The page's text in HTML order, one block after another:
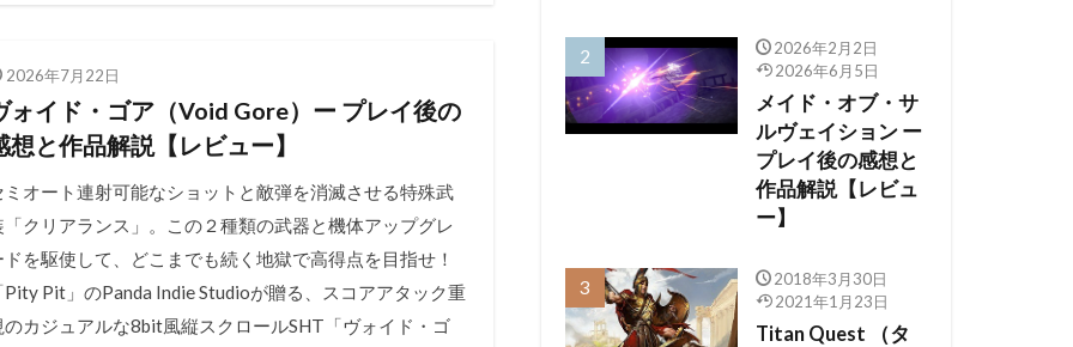
2026年7月22日
ォイド・ゴア（Void Gore）ー プレイ後の
想と作品解説【レビュー】
ミオート連射可能なショットと敵弾を消滅させる特殊武
「クリアランス」。この２種類の武器と機体アップグレ
ドを駆使して、どこまでも続く地獄で高得点を目指せ！
Pity Pit」のPanda Indie Studioが贈る、スコアアタック重
のカジュアルな8bit風縦スクロールSHT「ヴォイド・ゴ
2026年2月2日
2026年6月5日
メイド・オブ・サ
ルヴェイション ー
プレイ後の感想と
作品解説【レビュ
ー】
2018年3月30日
2021年1月23日
Titan Quest （タ